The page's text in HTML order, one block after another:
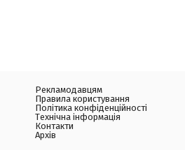
Рекламодавцям
Правила користування
Політика конфіденційності
Технічна інформація
Контакти
Архів